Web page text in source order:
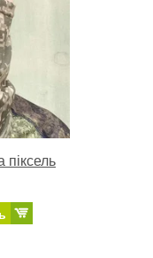
піксель